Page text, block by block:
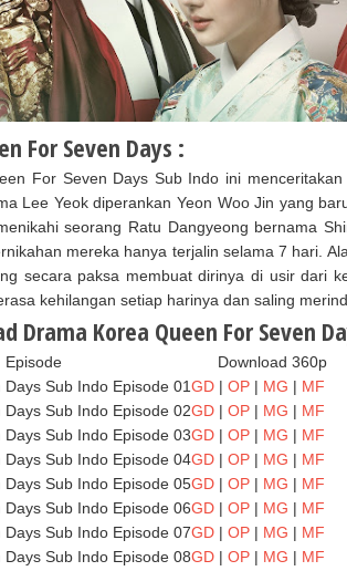
For Seven Days :
For Seven Days Sub Indo ini
Lee Yeok diperankan Yeon Woo Jin yang
seorang Ratu Dangyeong bernama
mereka hanya terjalin selama 7 hari.
secara paksa membuat dirinya di usir dari
kehilangan setiap harinya dan saling
Drama Korea Queen For Seven
Episode Download 360p
Sub Indo Episode 01GD | OP | MG | MF
Sub Indo Episode 02GD | OP | MG | MF
Sub Indo Episode 03GD | OP | MG | MF
Sub Indo Episode 04GD | OP | MG | MF
Sub Indo Episode 05GD | OP | MG | MF
Sub Indo Episode 06GD | OP | MG | MF
Sub Indo Episode 07GD | OP | MG | MF
Sub Indo Episode 08GD | OP | MG | MF